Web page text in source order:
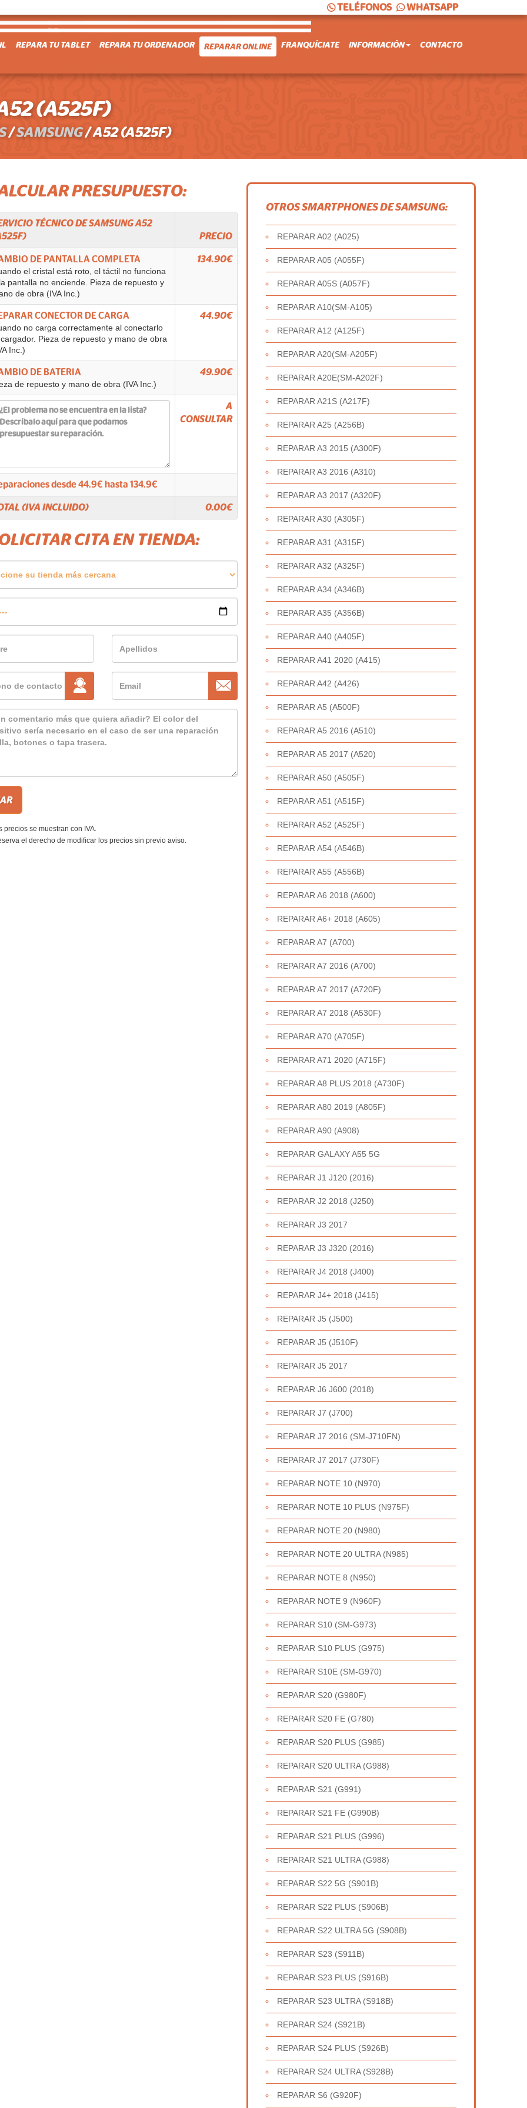
TELÉFONOS WHATSAPP
REPARA TU TABLET REPARA TU ORDENADOR REPARAR ONLINE FRANQUÍCIATE INFORMACIÓN CONTACTO
(A525F)
/SAMSUNG/A52 (A525F)
PRESUPUESTO:
TÉCNICO DESAMSUNG A52
PRECIO
DE PANTALLA COMPLETA
el cristal está roto, el táctil no funciona
pantalla no enciende. Pieza de repuesto y
de obra (IVA Inc.)
134.90€
CONECTOR DE CARGA
no carga correctamente al conectarlo
Pieza de repuesto y mano de obra
Inc.)
44.90€
DE BATERIA
de repuesto y mano de obra (IVA Inc.)
49.90€
A
CONSULTAR
desde44.9€ hasta 134.9€
(IVA INCLUIDO) 0.00€
CITA EN TIENDA:
precios se muestran con IVA.
el derecho de modificar los precios sin previo aviso.
OTROS SMARTPHONES DE SAMSUNG:
REPARAR A02 (A025)
REPARAR A05 (A055F)
REPARAR A05S (A057F)
REPARAR A10(SM-A105)
REPARAR A12 (A125F)
REPARAR A20(SM-A205F)
REPARAR A20E(SM-A202F)
REPARAR A21S (A217F)
REPARAR A25 (A256B)
REPARAR A3 2015 (A300F)
REPARAR A3 2016 (A310)
REPARAR A3 2017 (A320F)
REPARAR A30 (A305F)
REPARAR A31 (A315F)
REPARAR A32 (A325F)
REPARAR A34 (A346B)
REPARAR A35 (A356B)
REPARAR A40 (A405F)
REPARAR A41 2020 (A415)
REPARAR A42 (A426)
REPARAR A5 (A500F)
REPARAR A5 2016 (A510)
REPARAR A5 2017 (A520)
REPARAR A50 (A505F)
REPARAR A51 (A515F)
REPARAR A52 (A525F)
REPARAR A54 (A546B)
REPARAR A55 (A556B)
REPARAR A6 2018 (A600)
REPARAR A6+ 2018 (A605)
REPARAR A7 (A700)
REPARAR A7 2016 (A700)
REPARAR A7 2017 (A720F)
REPARAR A7 2018 (A530F)
REPARAR A70 (A705F)
REPARAR A71 2020 (A715F)
REPARAR A8 PLUS 2018 (A730F)
REPARAR A80 2019 (A805F)
REPARAR A90 (A908)
REPARAR GALAXY A55 5G
REPARAR J1 J120 (2016)
REPARAR J2 2018 (J250)
REPARAR J3 2017
REPARAR J3 J320 (2016)
REPARAR J4 2018 (J400)
REPARAR J4+ 2018 (J415)
REPARAR J5 (J500)
REPARAR J5 (J510F)
REPARAR J5 2017
REPARAR J6 J600 (2018)
REPARAR J7 (J700)
REPARAR J7 2016 (SM-J710FN)
REPARAR J7 2017 (J730F)
REPARAR NOTE 10 (N970)
REPARAR NOTE 10 PLUS (N975F)
REPARAR NOTE 20 (N980)
REPARAR NOTE 20 ULTRA (N985)
REPARAR NOTE 8 (N950)
REPARAR NOTE 9 (N960F)
REPARAR S10 (SM-G973)
REPARAR S10 PLUS (G975)
REPARAR S10E (SM-G970)
REPARAR S20 (G980F)
REPARAR S20 FE (G780)
REPARAR S20 PLUS (G985)
REPARAR S20 ULTRA (G988)
REPARAR S21 (G991)
REPARAR S21 FE (G990B)
REPARAR S21 PLUS (G996)
REPARAR S21 ULTRA (G988)
REPARAR S22 5G (S901B)
REPARAR S22 PLUS (S906B)
REPARAR S22 ULTRA 5G (S908B)
REPARAR S23 (S911B)
REPARAR S23 PLUS (S916B)
REPARAR S23 ULTRA (S918B)
REPARAR S24 (S921B)
REPARAR S24 PLUS (S926B)
REPARAR S24 ULTRA (S928B)
REPARAR S6 (G920F)